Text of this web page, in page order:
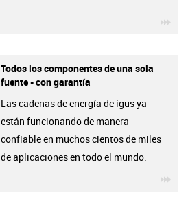
Todos los componentes de una sola
fuente - con garantía
Las cadenas de energía de igus ya
están funcionando de manera
confiable en muchos cientos de miles
de aplicaciones en todo el mundo.